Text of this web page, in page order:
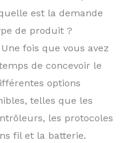
est la demande
de produit ?
fois que vous avez
de concevoir le
options
telles que les
les protocoles
fil et la batterie.